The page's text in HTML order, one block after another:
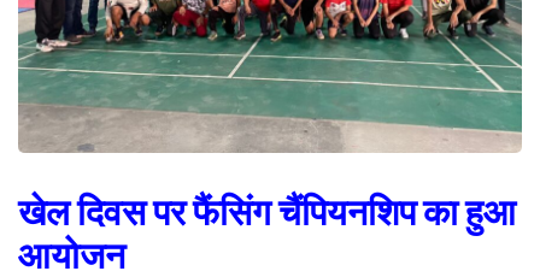
खेल दिवस पर फैंसिंग चैंपियनशिप का हुआ
आयोजन